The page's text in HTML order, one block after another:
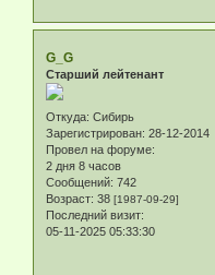
G_G
Старший лейтенант
Откуда: Сибирь
Зарегистрирован: 28-12-2014
Провел на форуме:
2 дня 8 часов
Сообщений: 742
Возраст: 38 [1987-09-29]
Последний визит:
05-11-2025 05:33:30